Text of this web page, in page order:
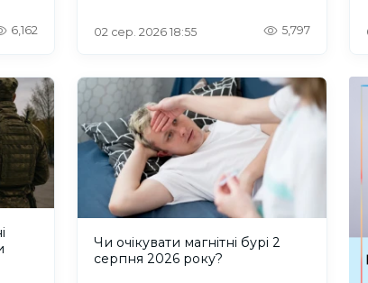
6,162 02 сер. 2026 18:55 5,797
Чи очікувати магнітні бурі 2
серпня 2026 року?